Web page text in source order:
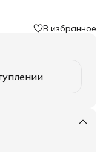
В избранное